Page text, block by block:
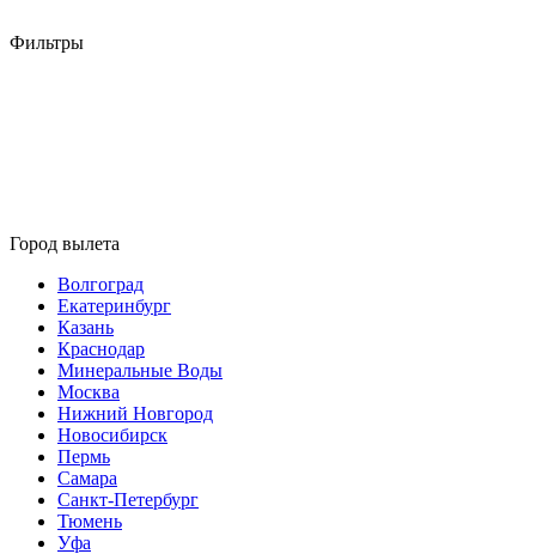
Фильтры
Город вылета
Волгоград
Екатеринбург
Казань
Краснодар
Минеральные Воды
Москва
Нижний Новгород
Новосибирск
Пермь
Самара
Санкт-Петербург
Тюмень
Уфа